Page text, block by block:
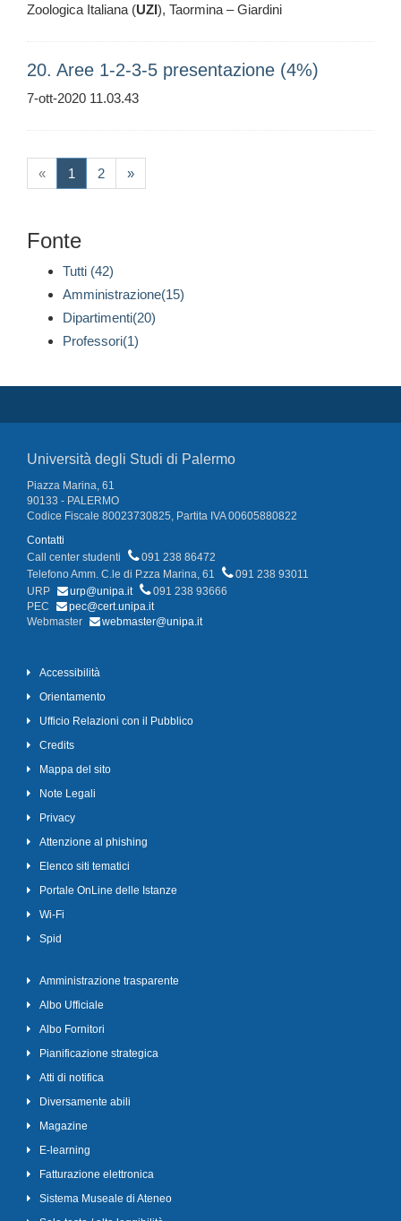
Zoologica Italiana (UZI), Taormina – Giardini
20. Aree 1-2-3-5 presentazione (4%)
7-ott-2020 11.03.43
« 1 (current)
2 »
Fonte
Tutti (42)
Amministrazione(15)
Dipartimenti(20)
Professori(1)
Università degli Studi di Palermo
Piazza Marina, 61
90133 - PALERMO
Codice Fiscale 80023730825, Partita IVA 00605880822
Contatti
Call center studenti
091 238 86472
Telefono Amm. C.le di P.zza Marina, 61
091 238 93011
URP
urp@unipa.it
091 238 93666
PEC
pec@cert.unipa.it
Webmaster
webmaster@unipa.it
Accessibilità
Orientamento
Ufficio Relazioni con il Pubblico
Credits
Mappa del sito
Note Legali
Privacy
Attenzione al phishing
Elenco siti tematici
Portale OnLine delle Istanze
Wi-Fi
Spid
Amministrazione trasparente
Albo Ufficiale
Albo Fornitori
Pianificazione strategica
Atti di notifica
Diversamente abili
Magazine
E-learning
Fatturazione elettronica
Sistema Museale di Ateneo